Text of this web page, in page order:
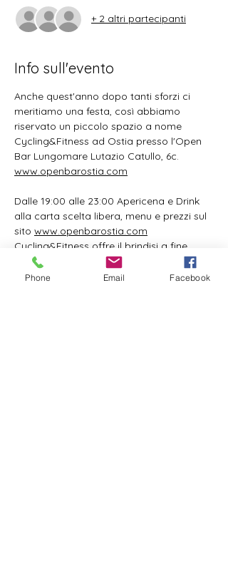
+ 2 altri partecipanti
Info sull'evento
Anche quest'anno dopo tanti sforzi ci
meritiamo una festa, così abbiamo
riservato un piccolo spazio a nome
Cycling&Fitness ad Ostia presso l'Open
Bar Lungomare Lutazio Catullo, 6c.
www.openbarostia.com
Dalle 19:00 alle 23:00 Apericena e Drink
alla carta scelta libera, menu e prezzi sul
sito www.openbarostia.com
Cycling&Fitness offre il brindisi a fine
serata.
Phone Email Facebook